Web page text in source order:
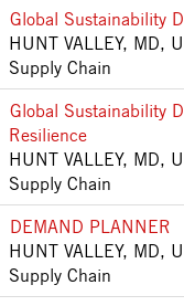
Global Sustainability
HUNT VALLEY, MD,
Supply Chain
Global Sustainability
Resilience
HUNT VALLEY, MD,
Supply Chain
DEMAND PLANNER
HUNT VALLEY, MD,
Supply Chain